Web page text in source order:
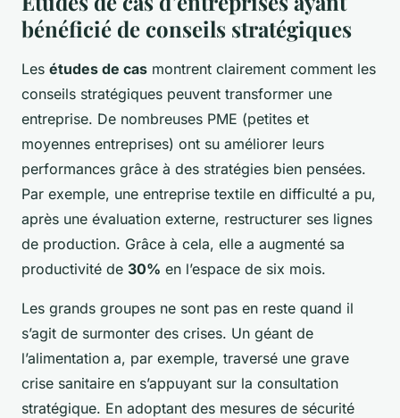
bénéficié de conseils stratégiques
Les études de cas montrent clairement comment les
conseils stratégiques peuvent transformer une
entreprise. De nombreuses PME (petites et
moyennes entreprises) ont su améliorer leurs
performances grâce à des stratégies bien pensées.
Par exemple, une entreprise textile en difficulté a pu,
après une évaluation externe, restructurer ses lignes
de production. Grâce à cela, elle a augmenté sa
productivité de 30% en l’espace de six mois.
Les grands groupes ne sont pas en reste quand il
s’agit de surmonter des crises. Un géant de
l’alimentation a, par exemple, traversé une grave
crise sanitaire en s’appuyant sur la consultation
stratégique. En adoptant des mesures de sécurité